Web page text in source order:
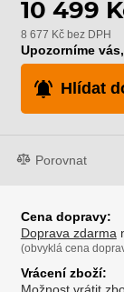
10 499
8 677 Kč bez DPH
Upozorníme
Hlídat
Porovnat
Cena dopravy:
Doprava zdarma
(obvyklá cena
Vrácení zboží: